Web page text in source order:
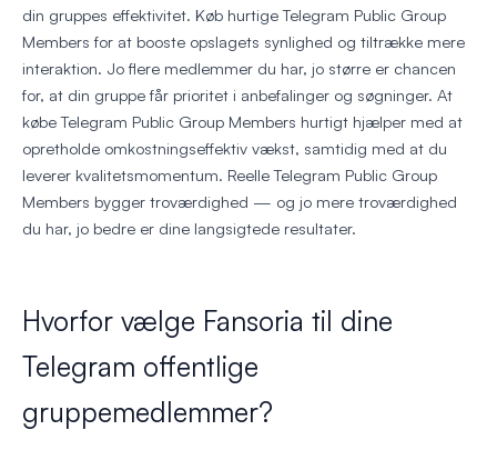
din gruppes effektivitet. Køb hurtige Telegram Public Group
Members for at booste opslagets synlighed og tiltrække mere
interaktion. Jo flere medlemmer du har, jo større er chancen
for, at din gruppe får prioritet i anbefalinger og søgninger. At
købe Telegram Public Group Members hurtigt hjælper med at
opretholde omkostningseffektiv vækst, samtidig med at du
leverer kvalitetsmomentum. Reelle Telegram Public Group
Members bygger troværdighed — og jo mere troværdighed
du har, jo bedre er dine langsigtede resultater.
Hvorfor vælge Fansoria til dine
Telegram offentlige
gruppemedlemmer?